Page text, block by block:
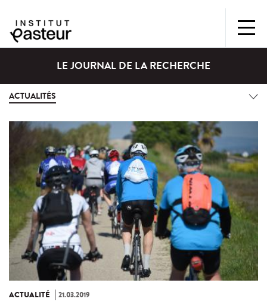
LE JOURNAL DE LA RECHERCHE
ACTUALITÉS
ACTUALITÉ 21.03.2019